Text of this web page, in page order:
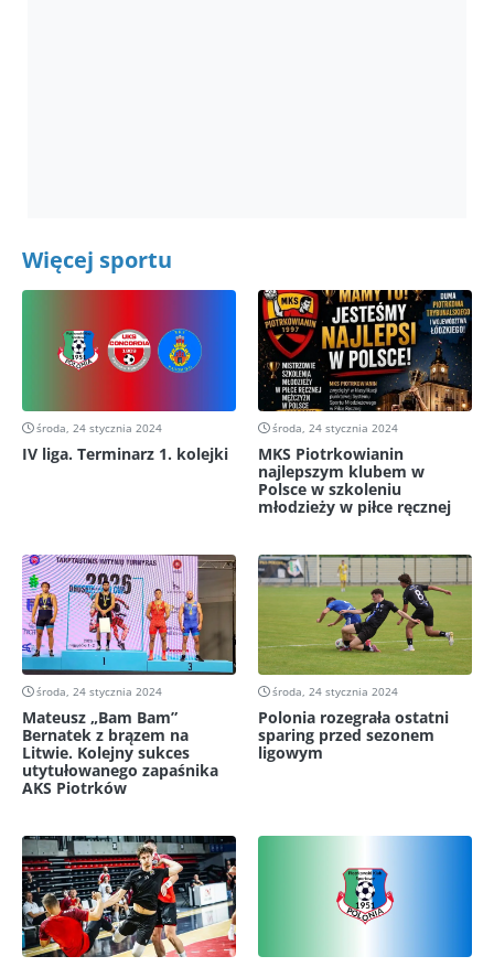
Więcej sportu
środa, 24 stycznia 2024
IV liga. Terminarz 1. kolejki
środa, 24 stycznia 2024
MKS Piotrkowianin
najlepszym klubem w
Polsce w szkoleniu
młodzieży w piłce ręcznej
środa, 24 stycznia 2024
Mateusz „Bam Bam”
Bernatek z brązem na
Litwie. Kolejny sukces
utytułowanego zapaśnika
AKS Piotrków
środa, 24 stycznia 2024
Polonia rozegrała ostatni
sparing przed sezonem
ligowym